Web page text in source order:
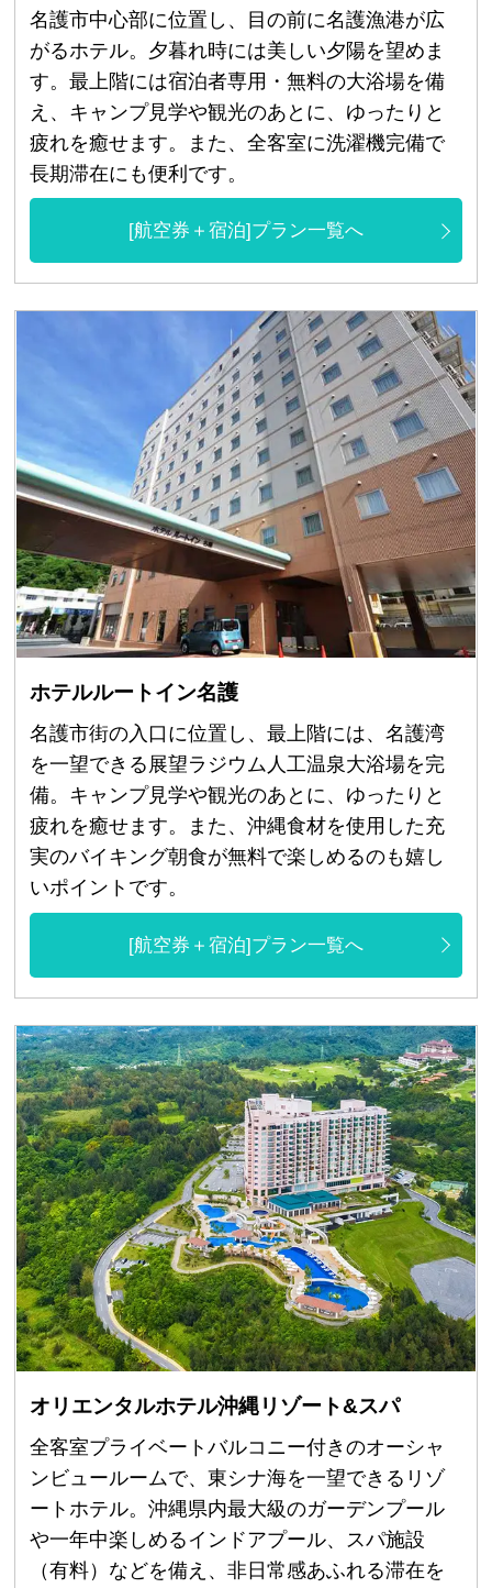
名護市中心部に位置し、目の前に名護漁港が広
がるホテル。夕暮れ時には美しい夕陽を望めま
す。最上階には宿泊者専用・無料の大浴場を備
え、キャンプ見学や観光のあとに、ゆったりと
疲れを癒せます。また、全客室に洗濯機完備で
長期滞在にも便利です。
[航空券＋宿泊]プラン一覧へ
ホテルルートイン名護
名護市街の入口に位置し、最上階には、名護湾
を一望できる展望ラジウム人工温泉大浴場を完
備。キャンプ見学や観光のあとに、ゆったりと
疲れを癒せます。また、沖縄食材を使用した充
実のバイキング朝食が無料で楽しめるのも嬉し
いポイントです。
[航空券＋宿泊]プラン一覧へ
オリエンタルホテル沖縄リゾート&スパ
全客室プライベートバルコニー付きのオーシャ
ンビュールームで、東シナ海を一望できるリゾ
ートホテル。沖縄県内最大級のガーデンプール
や一年中楽しめるインドアプール、スパ施設
（有料）などを備え、非日常感あふれる滞在を